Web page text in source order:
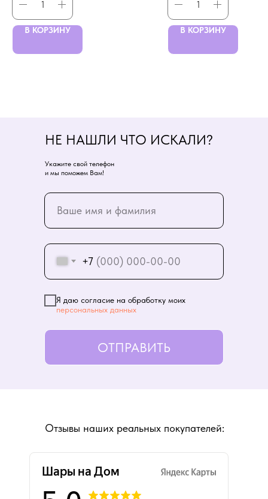
В КОРЗИНУ В КОРЗИНУ
+7
Я даю согласие на обработку моих
персональных данных
ОТПРАВИТЬ
НЕ НАШЛИ ЧТО ИСКАЛИ?
Укажите свой телефон
и мы поможем Вам!
Отзывы наших реальных покупателей: